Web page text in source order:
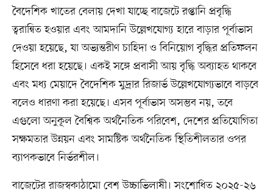
বৈদেশিক খাতের বেলায় দেখা যাচ্ছে বাজেটে রপ্তানি প্রবৃদ্ধি
ত্বরান্বিত হওয়ার এবং আমদানি উল্লেখযোগ্য হারে বাড়ার পূর্বাভাস
দেওয়া হয়েছে, যা অভ্যন্তরীণ চাহিদা ও বিনিয়োগ বৃদ্ধির প্রতিফলন
হিসেবে ধরা হয়েছে। একই সঙ্গে প্রবাসী আয় বৃদ্ধি অব্যাহত থাকবে
এবং মধ্য মেয়াদে বৈদেশিক মুদ্রার রিজার্ভ উল্লেখযোগ্যভাবে বাড়বে
বলেও ধারণা করা হয়েছে। এসব পূর্বাভাস অসম্ভব নয়, তবে
এগুলো অনুকূল বৈশ্বিক অর্থনৈতিক পরিবেশ, দেশের প্রতিযোগিতা
সক্ষমতার উন্নয়ন এবং সামষ্টিক অর্থনৈতিক স্থিতিশীলতার ওপর
ব্যাপকভাবে নির্ভরশীল।
বাজেটের রাজস্বকাঠামো বেশ উচ্চাভিলাষী। সংশোধিত ২০২৫-২৬